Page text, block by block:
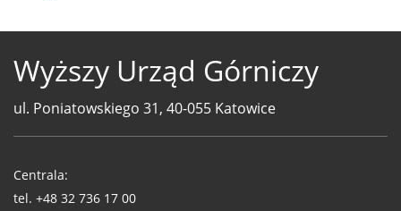
Wyższy Urząd Górniczy
ul. Poniatowskiego 31, 40-055 Katowice
WUG
Centrala:
tel. +48 32 736 17 00